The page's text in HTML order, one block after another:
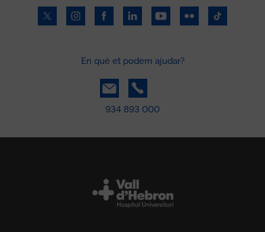
En què et podem ajudar?
934 893 000